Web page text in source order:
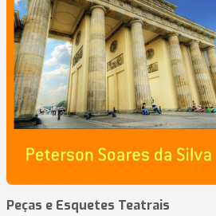
Peças e Esquetes Teatrais